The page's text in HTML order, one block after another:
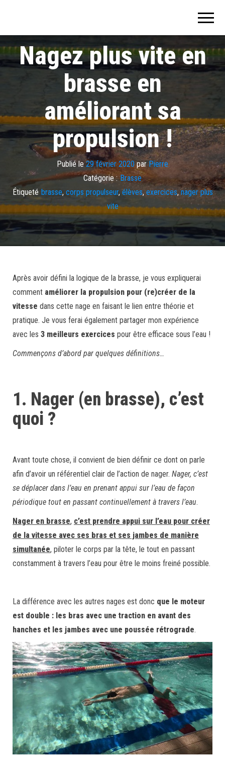
GLISSE) avec
la méthode
SENSORIELLE
Nagez plus vite en
brasse en
améliorant sa
propulsion !
Publié le29 février 2020parPierre
Catégorie : Brasse
Étiqueté brasse, corps propulseur,élèves, exercices,nager plus
vite
Après avoir défini la logique de la brasse, je vous expliquerai
comment améliorer la propulsion pour (re)créer de la
vitesse dans cette nage en faisant le lien entre théorie et
pratique. Je vous ferai également partager mon expérience
avec les 3 meilleurs exercices pour être efficace sous l’eau !
Commençons d’abord par quelques définitions…
1. Nager (en brasse), c’est
quoi ?
Avant toute chose, il convient de bien définir ce dont on parle
afin d’avoir un référentiel clair de l’action de nager. Nager, c’est
se déplacer dans l’eau en prenant appui sur l’eau de façon
périodique tout en passant continuellement à travers l’eau.
Nager en brasse, c’est prendre appui sur l’eau pour créer
de la vitesse avec ses bras et ses jambes de manière
simultanée, piloter le corps par la tête, le tout en passant
constamment à travers l’eau pour être le moins freiné possible.
La différence avec les autres nages est donc que le moteur
est double : les bras avec une traction en avant des
hanches et les jambes avec une poussée rétrograde.